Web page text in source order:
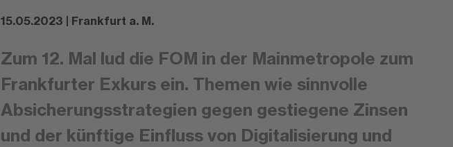
15.05.2023 | Frankfurt a. M.
Zum 12. Mal lud die FOM in der Mainmetropole zum
Frankfurter Exkurs ein. Themen wie sinnvolle
Absicherungsstrategien gegen gestiegene Zinsen
und der künftige Einfluss von Digitalisierung und